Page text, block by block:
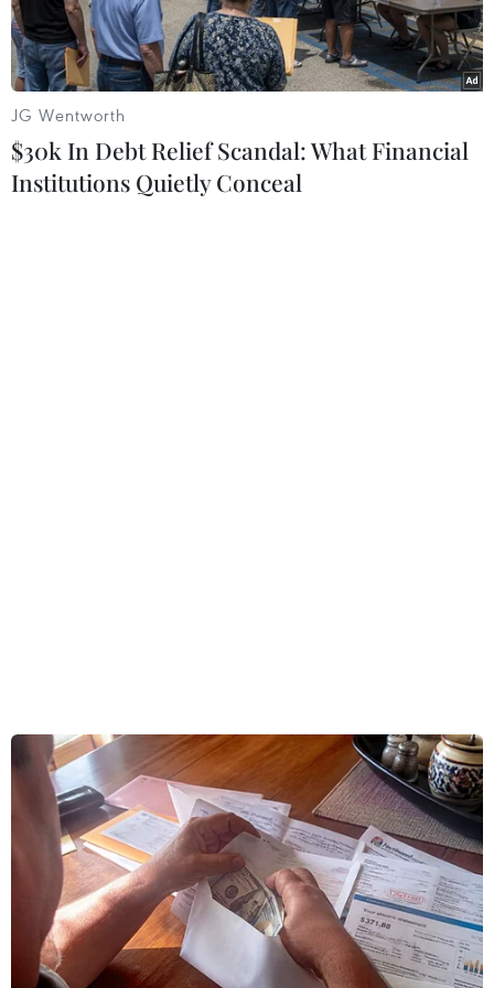
người dân và mọi hoạt động khắc phục hậu quả
sóng thần càng thêm khó khăn. Cảnh sát đã huy
động hàng trăm nhân lực tiếp tục giúp người
dân sơ tán.
Anh Andri, người dân ở bãi biển Carita cho biết,
mưa liên tục những ngày qua, sáng nay, nước
đã dâng lên gần 1m, sau sóng thần, người dân ở
JG Wentworth
$30k In Debt Relief Scandal: What Financial
Institutions Quietly Conceal